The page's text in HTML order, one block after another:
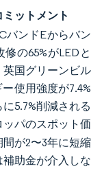
ットメント
バンドEからバン
の65%がLEDと
国グリーンビル
使用強度が7.4%
5.7%削減される
ッパのスポット価
間が2〜3年に短縮
助金が介入しな